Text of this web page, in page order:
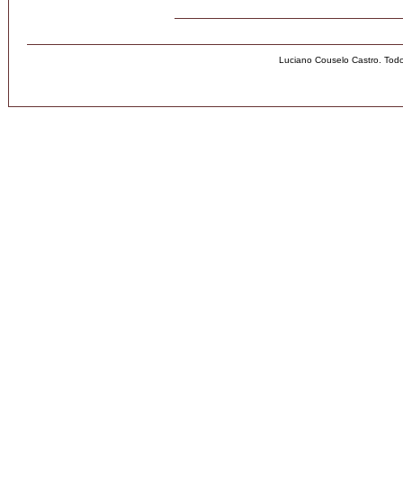
Luciano Couselo Castro.